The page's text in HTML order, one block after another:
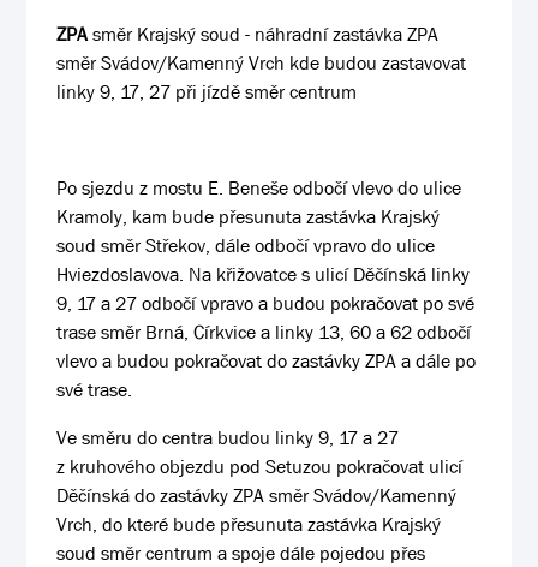
ZPAsměr Krajský soud - náhradní zastávka ZPA
směr Svádov/Kamenný Vrch kde budou zastavovat
linky 9, 17, 27 při jízdě směr centrum
Po sjezdu z mostu E. Beneše odbočí vlevo do ulice
Kramoly, kam bude přesunuta zastávka Krajský
soud směr Střekov, dále odbočí vpravo do ulice
Hviezdoslavova. Na křižovatce s ulicí Děčínská linky
9, 17 a 27 odbočí vpravo a budou pokračovat po své
trase směr Brná, Církvice a linky 13, 60 a 62 odbočí
vlevo a budou pokračovat do zastávky ZPA a dále po
své trase.
Ve směru do centra budou linky 9, 17 a 27
z kruhového objezdu pod Setuzou pokračovat ulicí
Děčínská do zastávky ZPA směr Svádov/Kamenný
Vrch, do které bude přesunuta zastávka Krajský
soud směr centrum a spoje dále pojedou přes